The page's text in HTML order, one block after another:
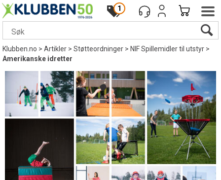
1
Klubben.no>Artikler>Støtteordninger>NIF Spillemidler til utstyr>
Amerikanske idretter